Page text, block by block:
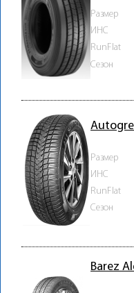
Размер
ИНС
RunFlat
Сезон
Размер
ИНС
RunFlat
Сезон
Barez